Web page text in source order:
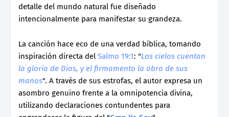
detalle del mundo natural fue diseñado
intencionalmente para manifestar su grandeza.
La canción hace eco de una verdad bíblica, tomando
inspiración directa del Salmo 19:1: "Los cielos cuentan
la gloria de Dios, y el firmamento la obra de sus
manos". A través de sus estrofas, el autor expresa un
asombro genuino frente a la omnipotencia divina,
utilizando declaraciones contundentes para